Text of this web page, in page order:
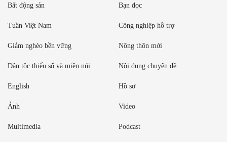
Bất động sản Bạn đọc
Tuần Việt Nam Công nghiệp hỗ trợ
Giảm nghèo bền vững Nông thôn mới
Dân tộc thiểu số và miền núi Nội dung chuyên đề
English Hồ sơ
Ảnh Video
Multimedia Podcast